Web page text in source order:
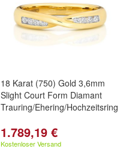
18 Karat (750) Gold 3,6mm
Slight Court Form Diamant
Trauring/Ehering/Hochzeitsring
1.789,19 €
Kostenloser Versand